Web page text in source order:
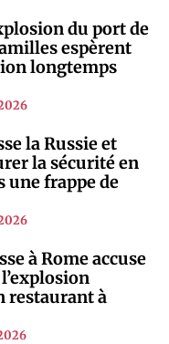
du port de
espèrent
longtemps
la Russie et
la sécurité en
une frappe de
à Rome accuse
restaurant à